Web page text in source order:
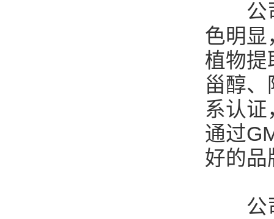
公司
色明显
植物提
甾醇
系认
通过
好的品
公司